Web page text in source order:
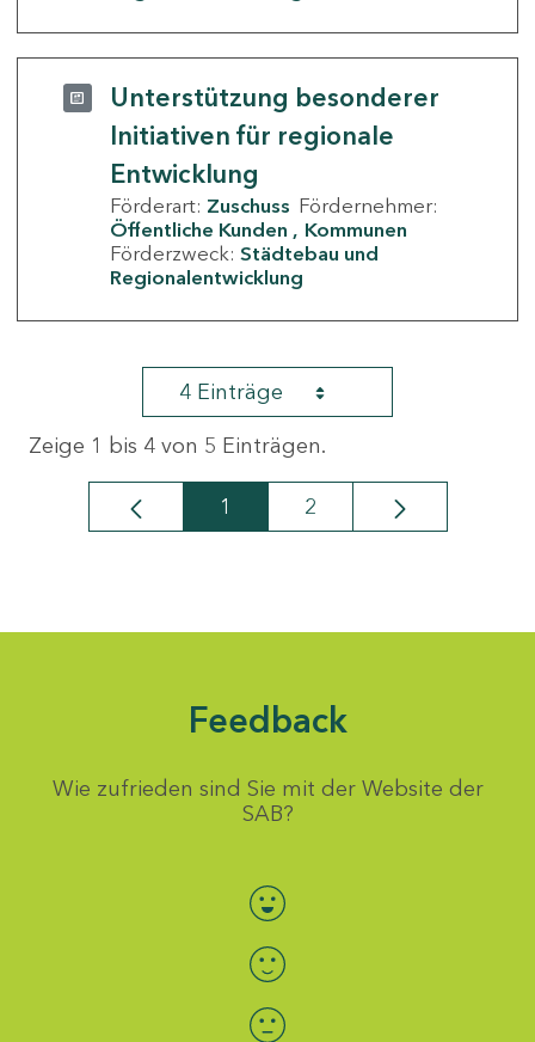
Unterstützung besonderer
Initiativen für regionale
Entwicklung
Förderart: Zuschuss Fördernehmer:
Öffentliche Kunden
Kommunen
Förderzweck: Städtebau und
Regionalentwicklung
4 Einträge
Zeige 1 bis 4 von 5 Einträgen.
Seite
1 Seite
2
Feedback
Wie zufrieden sind Sie mit der Website der
SAB?
Bewertung auswählen